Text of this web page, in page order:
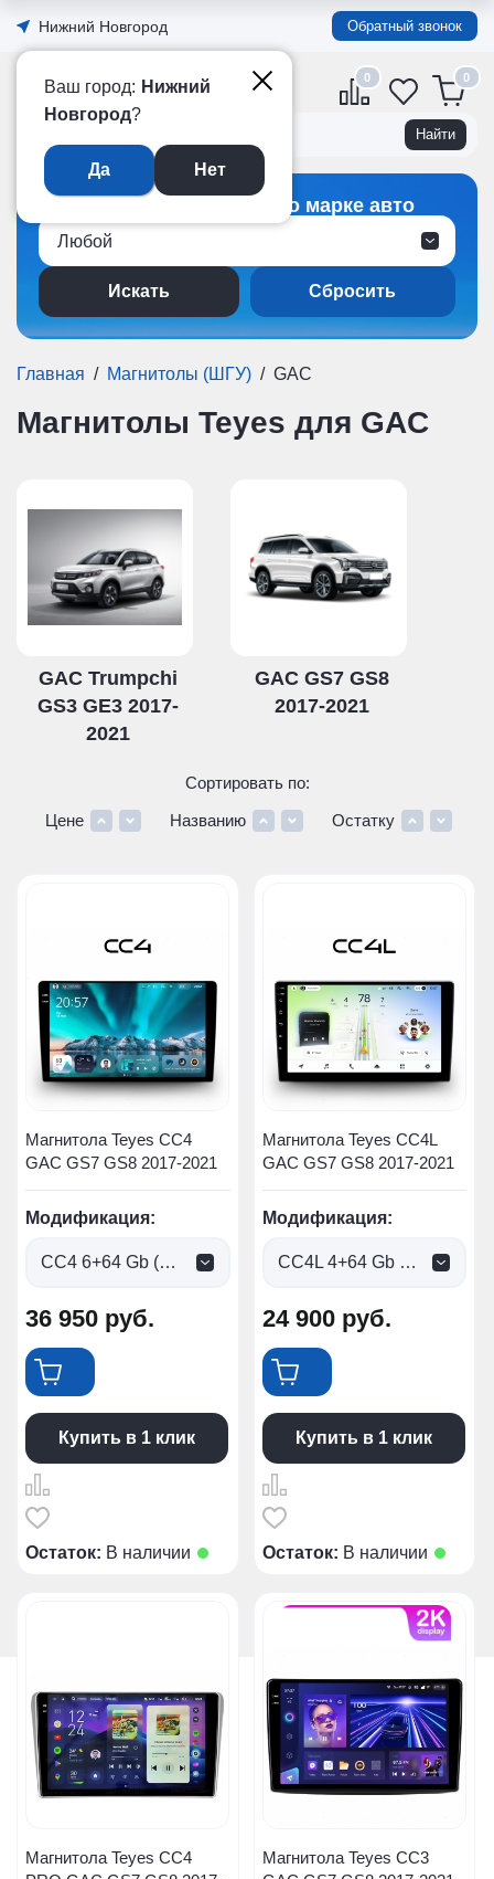
Нижний Новгород
Ваш город: Нижний
Новгород?
Да Нет
Обратный звонок
Официальный интернет-
магазин TEYES в России
0
Подбор магнитолы по марке авто
Любой
Сбросить
Главная / Магнитолы (ШГУ) / GAC
Магнитолы Teyes для GAC
GAC Trumpchi
GS3 GE3 2017-
2021
GAC GS7 GS8
2017-2021
Сортировать по:
Цене
Названию Остатку
Магнитола Teyes CC4
GAC GS7 GS8 2017-2021
Модификация:
CC4 6+64 Gb (0 руб.)
36 950 руб.
Купить в 1 клик
Остаток: В наличии
Магнитола Teyes CC4L
GAC GS7 GS8 2017-2021
Модификация:
CC4L 4+64 Gb (0 руб.)
24 900 руб.
Купить в 1 клик
Остаток: В наличии
Магнитола Teyes CC4
Магнитола Teyes CC3